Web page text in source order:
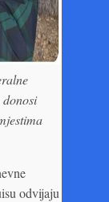
odvijaju